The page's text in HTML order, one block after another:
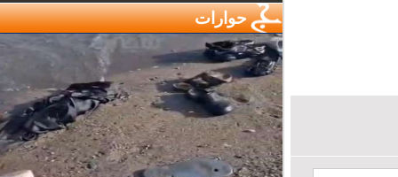
حوارات